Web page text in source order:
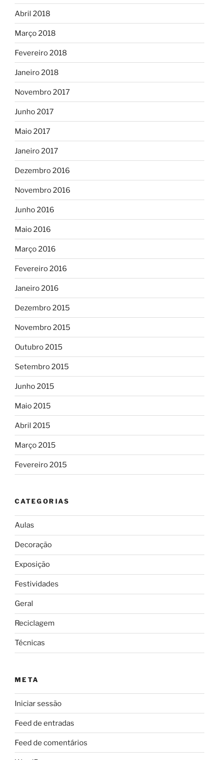
Abril 2018
Março 2018
Fevereiro 2018
Janeiro 2018
Novembro 2017
Junho 2017
Maio 2017
Janeiro 2017
Dezembro 2016
Novembro 2016
Junho 2016
Maio 2016
Março 2016
Fevereiro 2016
Janeiro 2016
Dezembro 2015
Novembro 2015
Outubro 2015
Setembro 2015
Junho 2015
Maio 2015
Abril 2015
Março 2015
Fevereiro 2015
CATEGORIAS
Aulas
Decoração
Exposição
Festividades
Geral
Reciclagem
Técnicas
META
Iniciar sessão
Feed de entradas
Feed de comentários